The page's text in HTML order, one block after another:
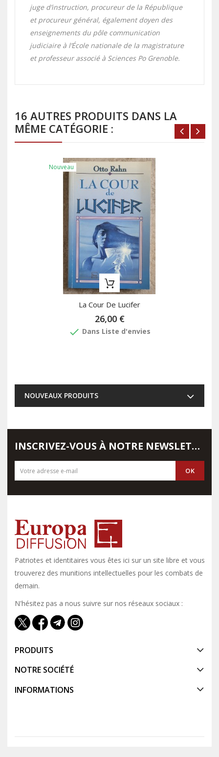
juge d’instruction, procureur de la République
et procureur général, également doyen des
enseignements du pôle communication
judiciaire à l’École nationale de la magistrature
et professeur associé à Sciences Po Grenoble.
16 AUTRES PRODUITS DANS LA
MÊME CATÉGORIE :
Nouveau
La Cour De Lucifer
26,00 €
done Dans Liste d'envies
NOUVEAUX PRODUITS
INSCRIVEZ-VOUS À NOTRE NEWSLETTER
Patriotes et identitaires vous êtes ici sur un site libre et vous y
trouverez des munitions intellectuelles pour les combats de
demain.
N'hésitez pas a nous suivre sur nos réseaux sociaux :
PRODUITS
NOTRE SOCIÉTÉ
INFORMATIONS